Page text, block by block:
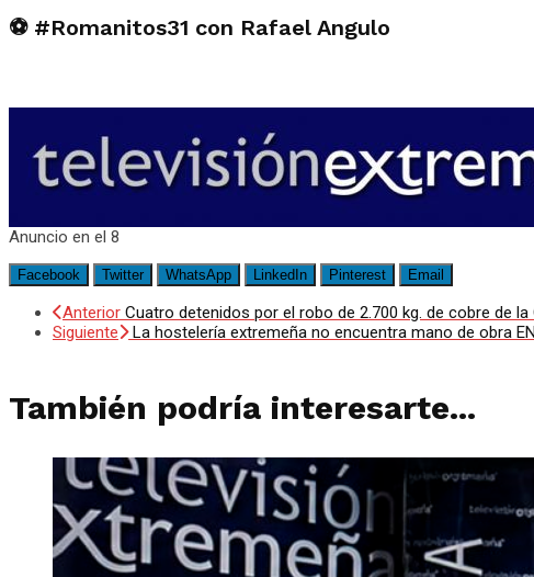
⚽ #Romanitos31 con Rafael Angulo
Anuncio en el 8
Facebook Twitter WhatsApp LinkedIn Pinterest Email
Anterior Cuatro detenidos por el robo de 2.700 kg. de cobre de
Siguiente
La hostelería extremeña no encuentra mano de obra
También podría interesarte...